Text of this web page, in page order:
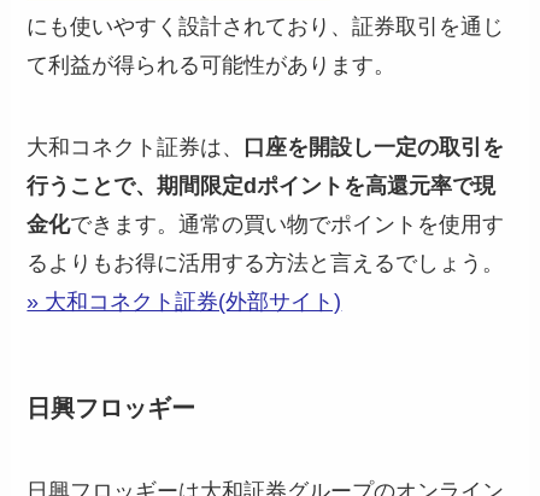
にも使いやすく設計されており、証券取引を通じ
て利益が得られる可能性があります。
大和コネクト証券は、 口座を開設し一定の取引を
行うことで、期間限定dポイントを高還元率で現
金化できます。通常の買い物でポイントを使用す
るよりもお得に活用する方法と言えるでしょう。
» 大和コネクト証券(外部サイト)
日興フロッギー